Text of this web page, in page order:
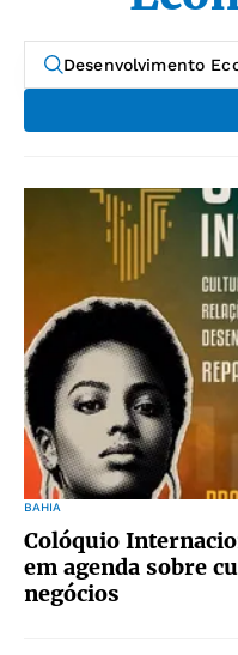
BAHIA
Colóquio
em agenda sobre
negócios